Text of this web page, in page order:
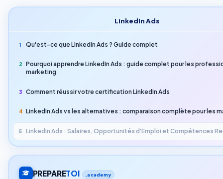
LinkedIn Ads
1 Qu'est-ce que LinkedIn Ads ? Guide complet
2
Pourquoi apprendre LinkedIn Ads : guide complet pour les
marketing
3 Comment réussir votre certification LinkedIn Ads
4 LinkedIn Ads vs les alternatives : comparaison complète pour les
5 LinkedIn Ads : Salaires, Opportunités d'Emploi et Compétences
PREPARETOI .academy